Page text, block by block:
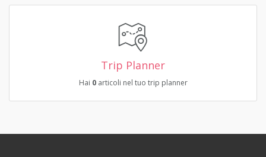
Trip Planner
Hai 0articoli nel tuo trip planner